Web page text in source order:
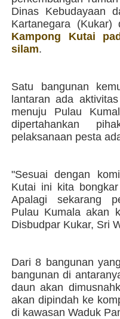
Dinas Kebudayaan
Kartanegara
Kampong Kutai
silam.
Satu bangunan
lantaran ada
menuju Pulau
dipertahankan
pelaksanaan pesta
"Sesuai dengan
Kutai ini kita
Apalagi sekarang
Pulau Kumala akan
Disbudpar Kukar, Sri
Dari 8 bangunan
bangunan di
daun akan
akan dipindah ke
di kawasan Waduk